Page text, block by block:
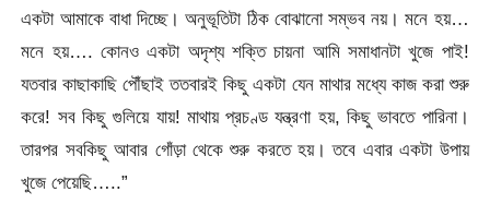
একটা আমাকে বাধা দিচ্ছে। অনুভূতিটা ঠিক বোঝানো সম্ভব নয়। মনে হয়…
মনে হয়…. কোনও একটা অদৃশ্য শক্তি চায়না আমি সমাধানটা খুজে পাই!
যতবার কাছাকাছি পৌঁছাই ততবারই কিছু একটা যেন মাথার মধ্যে কাজ করা শুরু
করে! সব কিছু গুলিয়ে যায়! মাথায় প্রচণ্ড যন্ত্রণা হয়, কিছু ভাবতে পারিনা।
তারপর সবকিছু আবার গোঁড়া থেকে শুরু করতে হয়। তবে এবার একটা উপায়
খুজে পেয়েছি…..”